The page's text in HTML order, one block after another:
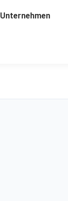
Unternehmen
Unternehmen